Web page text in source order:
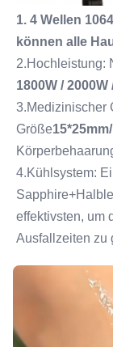
1. 4 Wellen
können alle
2.Hochleistung:
1800W / 2000W
3.Medizinischer
Größe
4.Kühlsystem:
effektivsten, um
Ausfallzeiten zu